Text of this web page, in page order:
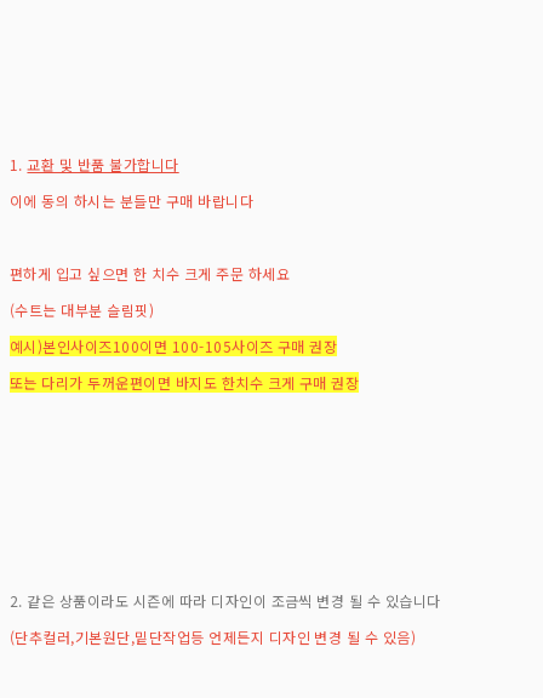
1.교환 및 반품 불가합니다
이에 동의 하시는 분들만 구매 바랍니다
편하게 입고 싶으면 한 치수 크게 주문 하세요
(수트는 대부분 슬림핏)
예시)본인사이즈100이면 100-105사이즈 구매 권장
또는 다리가 두꺼운편이면 바지도 한치수 크게 구매 권장
2. 같은 상품이라도 시즌에 따라 디자인이 조금씩 변경 될 수 있습니다
(단추컬러,기본원단,밑단작업등 언제든지 디자인 변경 될 수 있음)